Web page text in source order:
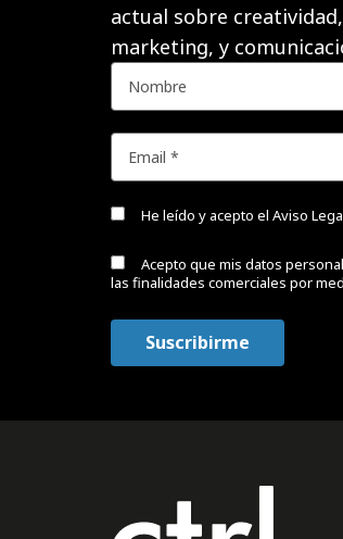
actual sobre
marketing, y
He leído y acepto el Aviso
Acepto que mis datos
las finalidades comerciales por